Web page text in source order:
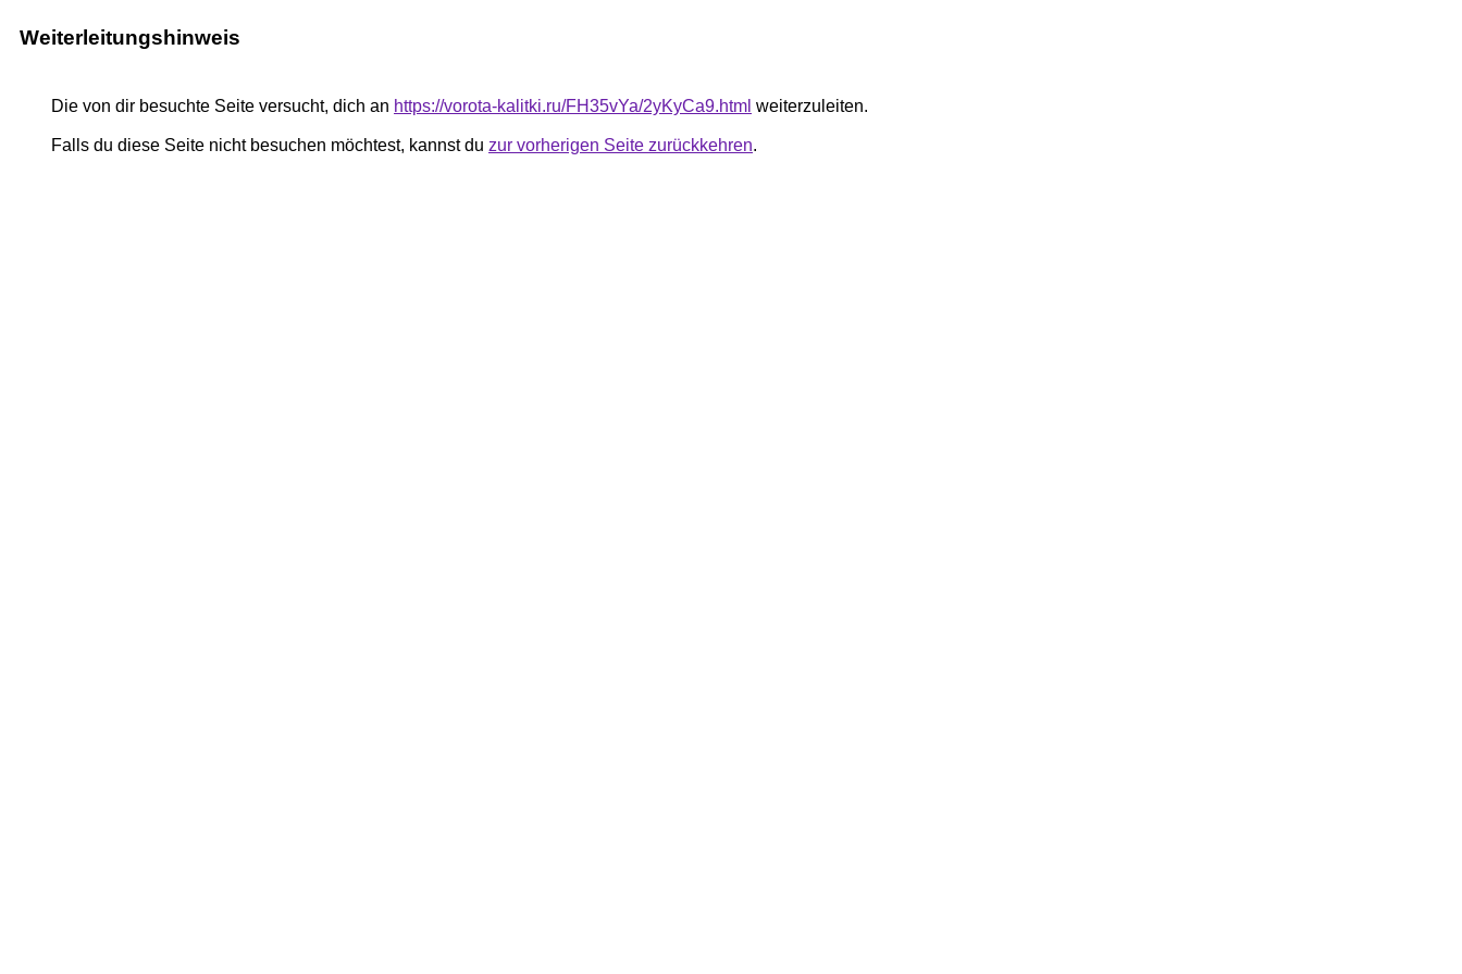
Weiterleitungshinweis
Die von dir besuchte Seite versucht, dich an https://vorota-kalitki.ru/FH35vYa/2yKyCa9.html weiterzuleiten.
Falls du diese Seite nicht besuchen möchtest, kannst du zur vorherigen Seite zurückkehren.